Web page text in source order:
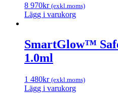
8 970kr (exkl.moms)
Lägg i varukorg
SmartGlow™
1.0ml
1 480kr (exkl.moms)
Lägg i varukorg